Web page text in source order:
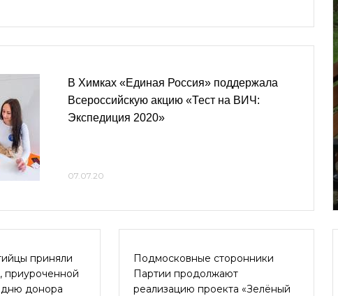
В Химках «Единая Россия» поддержала
Всероссийскую акцию «Тест на ВИЧ:
Экспедиция 2020»
07.07.20
приняли
приуроченной
донора
Подмосковные сторонники
Партии продолжают
реализацию проекта «Зелёный